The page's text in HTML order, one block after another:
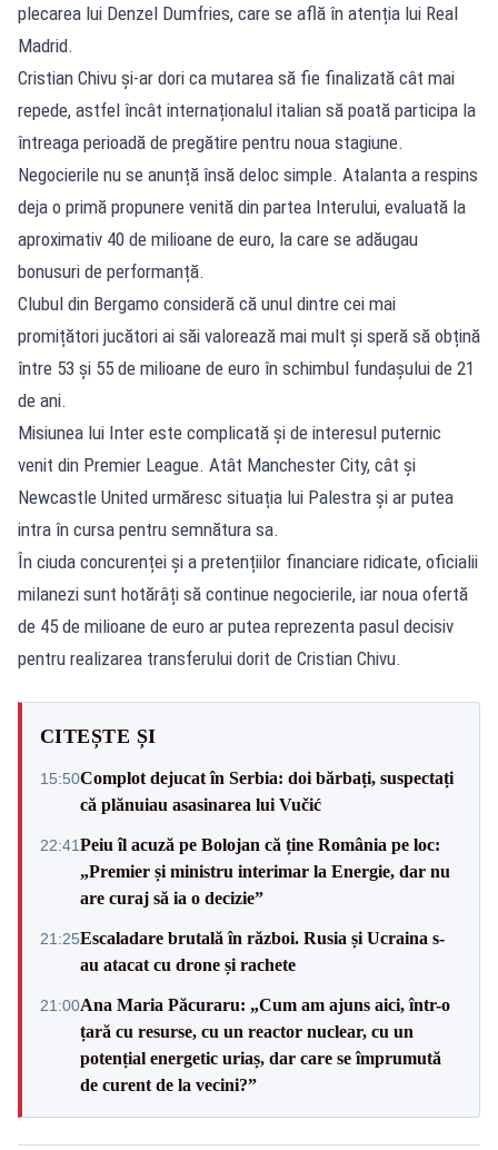
plecarea lui Denzel Dumfries, care se află în atenția lui Real
Madrid.
Cristian Chivu și-ar dori ca mutarea să fie finalizată cât mai
repede, astfel încât internaționalul italian să poată participa la
întreaga perioadă de pregătire pentru noua stagiune.
Negocierile nu se anunță însă deloc simple. Atalanta a respins
deja o primă propunere venită din partea Interului, evaluată la
aproximativ 40 de milioane de euro, la care se adăugau
bonusuri de performanță.
Clubul din Bergamo consideră că unul dintre cei mai
promițători jucători ai săi valorează mai mult și speră să obțină
între 53 și 55 de milioane de euro în schimbul fundașului de 21
de ani.
Misiunea lui Inter este complicată și de interesul puternic
venit din Premier League. Atât Manchester City, cât și
Newcastle United urmăresc situația lui Palestra și ar putea
intra în cursa pentru semnătura sa.
În ciuda concurenței și a pretențiilor financiare ridicate, oficialii
milanezi sunt hotărâți să continue negocierile, iar noua ofertă
de 45 de milioane de euro ar putea reprezenta pasul decisiv
pentru realizarea transferului dorit de Cristian Chivu.
CITEȘTE ȘI
15:50Complot dejucat în Serbia: doi bărbați, suspectați
că plănuiau asasinarea lui Vučić
22:41Peiu îl acuză pe Bolojan că ține România pe loc:
„Premier și ministru interimar la Energie, dar nu
are curaj să ia o decizie”
21:25Escaladare brutală în război. Rusia și Ucraina s-
au atacat cu drone și rachete
21:00Ana Maria Păcuraru: „Cum am ajuns aici, într-o
țară cu resurse, cu un reactor nuclear, cu un
potențial energetic uriaș, dar care se împrumută
de curent de la vecini?”